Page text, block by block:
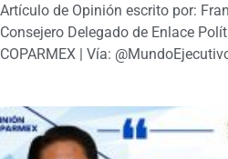
Artículo de Opinión escrito por:
Consejero Delegado de Enlace
COPARMEX | Vía: